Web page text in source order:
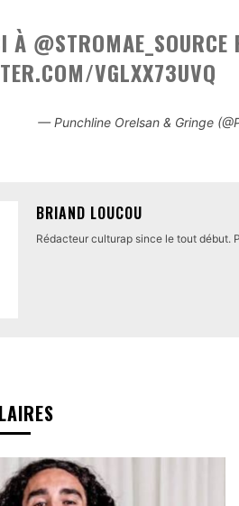
À @STROMAE_SOURCE
VGLXX73UVQ
— Punchline Orelsan & Gringe
BRIAND LOUCOU
Rédacteur culturap since le tout début.